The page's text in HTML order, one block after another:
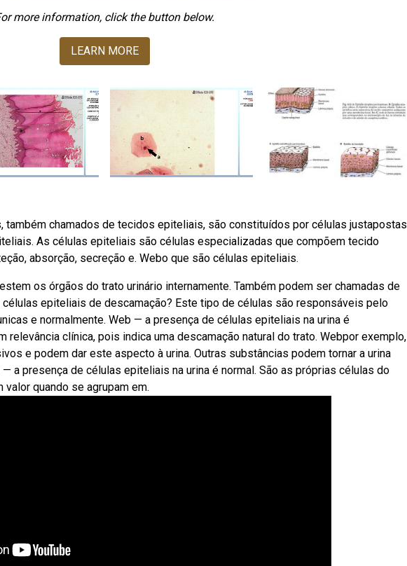
more information, click the button below.
LEARN MORE
chamados de tecidos epiteliais, são constituídos por células justapostas
As células epiteliais são células especializadas que compõem tecido
absorção, secreção e. Webo que são células epiteliais.
os órgãos do trato urinário internamente. Também podem ser chamadas de
epiteliais de descamação? Este tipo de células são responsáveis pelo
e normalmente. Web — a presença de células epiteliais na urina é
relevância clínica, pois indica uma descamação natural do trato. Webpor exemplo,
e podem dar este aspecto à urina. Outras substâncias podem tornar a urina
a presença de células epiteliais na urina é normal. São as próprias células do
quando se agrupam em.